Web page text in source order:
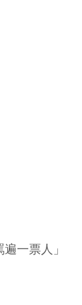
一票人」